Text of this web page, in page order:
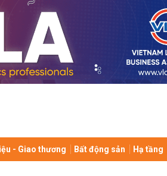
- Giao thương Bất động sản Hạ tầng